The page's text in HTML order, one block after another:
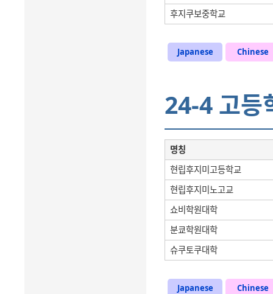
후지쿠보중학교
Japanese Chinese
24-4 고등
명칭
현립후지미고등학교
현립후지미노고교
쇼비학원대학
분쿄학원대학
슈쿠토쿠대학
Japanese Chinese